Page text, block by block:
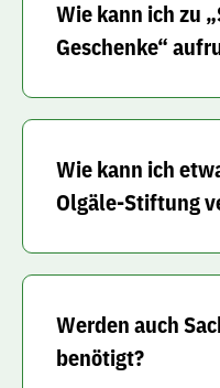
Wie kann ich zu
Geschenke“
Wie kann ich
Olgäle-Stiftung
Werden auch
benötigt?